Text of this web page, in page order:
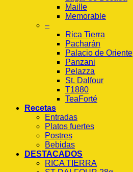
Maille
Memorable
–
Rica Tierra
Pacharán
Palacio de Oriente
Panzani
Pelazza
St. Dalfour
T1880
TeaForté
Recetas
Entradas
Platos fuertes
Postres
Bebidas
DESTACADOS
RICA TIERRA